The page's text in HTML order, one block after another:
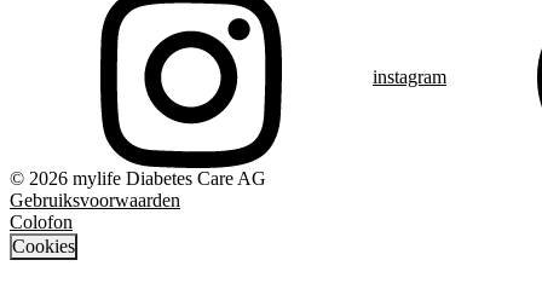
instagram
© 2026 mylife Diabetes Care AG
Gebruiksvoorwaarden
Colofon
Cookies